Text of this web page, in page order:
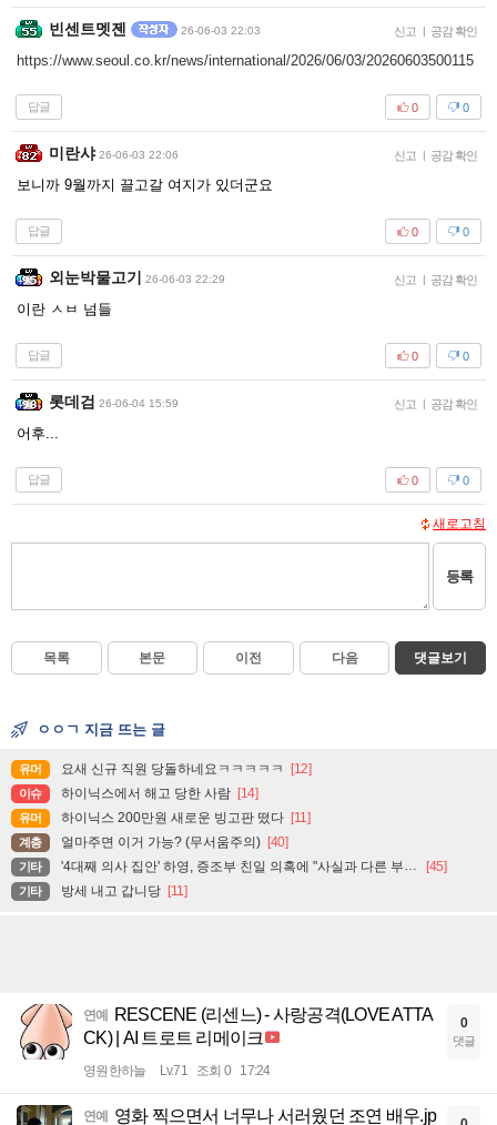
빈센트멧젠 26-06-03 22:03 신고 공감 확인
https://www.seoul.co.kr/news/international/2026/06/03/20260603500115
답글 0
0
미란샤 26-06-03 22:06 신고 공감 확인
보니까 9월까지 끌고갈 여지가 있더군요
답글 0
0
외눈박물고기 26-06-03 22:29 신고 공감 확인
이란 ㅅㅂ 넘들
답글 0
0
롯데검 26-06-04 15:59 신고 공감 확인
어후...
답글 0
0
새로고침
등록
목록 본문 이전 다음 댓글보기
ㅇㅇㄱ 지금 뜨는 글
유머 요새 신규 직원 당돌하네요ㅋㅋㅋㅋㅋ [12]
이슈 하이닉스에서 해고 당한 사람 [14]
유머 하이닉스 200만원 새로운 빙고판 떴다 [11]
계층 얼마주면 이거 가능? (무서움주의) [40]
기타 '4대째 의사 집안' 하영, 증조부 친일 의혹에 "사실과 다른 부분 있어" [45]
기타 방세 내고 갑니당 [11]
연예
RESCENE (리센느) - 사랑공격(LOVE ATTA
CK) | AI 트로트 리메이크
영원한하늘 Lv.71 조회 0 17:24
0
댓글
연예
영화 찍으면서 너무나 서러웠던 조연 배우.jp